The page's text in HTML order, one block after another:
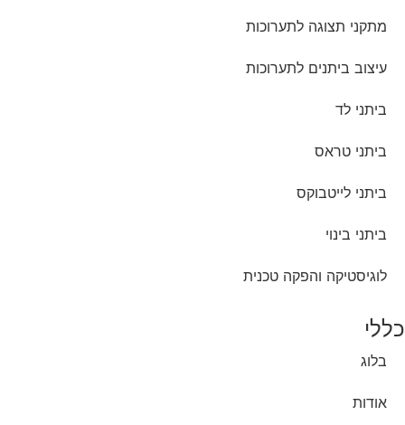
מתקני תצוגה לתערוכות
עיצוב ביתנים לתערוכות
ביתני לד
ביתני טראס
ביתני לייטבוקס
ביתני בינוי
לוגיסטיקה והפקה טכנית
כללי
בלוג
אודות